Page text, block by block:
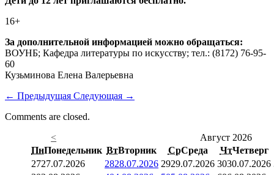
16+
За дополнительной информацией можно обращаться:
ВОУНБ; Кафедра литературы по искусству; тел.: (8172) 76-95-
60
Кузьминова Елена Валерьевна
← Предыдущая Следующая →
Comments are closed.
<
Август 2026
ПнПонедельник ВтВторник СрСреда ЧтЧетверг
2727.07.2026 2828.07.2026 2929.07.2026 3030.07.2026